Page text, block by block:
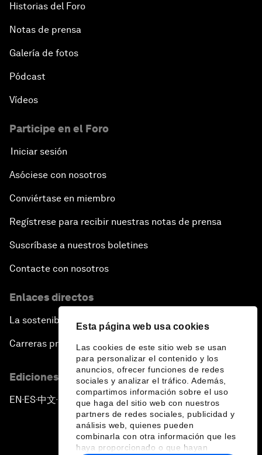
Esta página web usa cookies
Las cookies de este sitio web se usan
para personalizar el contenido y los
anuncios, ofrecer funciones de redes
sociales y analizar el tráfico. Además,
compartimos información sobre el uso
que haga del sitio web con nuestros
partners de redes sociales, publicidad y
análisis web, quienes pueden
combinarla con otra información que les
haya proporcionado o que hayan
Historias del Foro
Notas de prensa
Galería de fotos
Pódcast
Vídeos
Participe en el Foro
Iniciar sesión
Asóciese con nosotros
Conviértase en miembro
Regístrese para recibir nuestras notas de prensa
Suscríbase a nuestros boletines
Contacte con nosotros
Enlaces directos
La sostenibilidad en el Foro
Carreras profesionales
Ediciones en otros idiomas
EN ▪ ES▪中文▪ 日本語